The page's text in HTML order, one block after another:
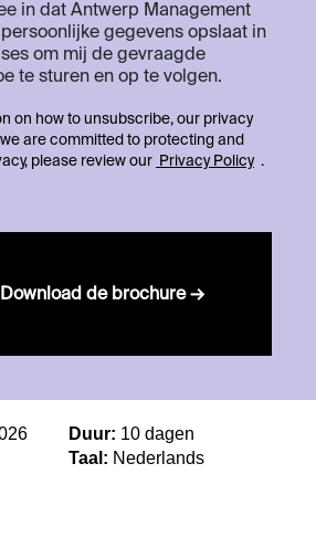
Duur: 10 dagen
Taal: Nederlands
in dat Antwerp Management
gegevens opslaat in
om mij de gevraagde
te sturen en op te volgen.
on how to unsubscribe, our privacy
are committed to protecting and
please review our Privacy Policy .
Download de brochure →